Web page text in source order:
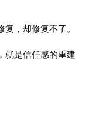
，却修复不了。
就是信任感的重建